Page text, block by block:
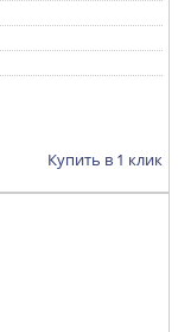
Купить в 1 клик